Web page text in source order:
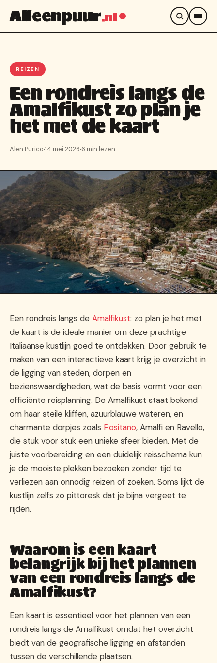
Alleenpuur.nl
REIZEN
Een rondreis langs de
Amalfikust zo plan je
het met de kaart
Alen Purico 14 mei 2026 6 min lezen
Een rondreis langs de Amalfikust: zo plan je het met
de kaart is de ideale manier om deze prachtige
Italiaanse kustlijn goed te ontdekken. Door gebruik te
maken van een interactieve kaart krijg je overzicht in
de ligging van steden, dorpen en
bezienswaardigheden, wat de basis vormt voor een
efficiënte reisplanning. De Amalfikust staat bekend
om haar steile kliffen, azuurblauwe wateren, en
charmante dorpjes zoals Positano, Amalfi en Ravello,
die stuk voor stuk een unieke sfeer bieden. Met de
juiste voorbereiding en een duidelijk reisschema kun
je de mooiste plekken bezoeken zonder tijd te
verliezen aan onnodig reizen of zoeken. Soms lijkt de
kustlijn zelfs zo pittoresk dat je bijna vergeet te
rijden.
Waarom is een kaart
belangrijk bij het plannen
van een rondreis langs de
Amalfikust?
Een kaart is essentieel voor het plannen van een
rondreis langs de Amalfikust omdat het overzicht
biedt van de geografische ligging en afstanden
tussen de verschillende plaatsen.